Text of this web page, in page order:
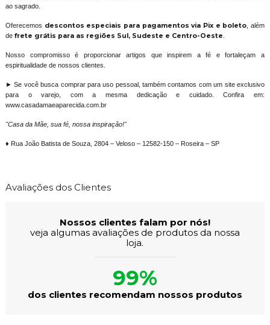
ao sagrado.
Oferecemos descontos especiais para pagamentos via Pix e boleto , além
de frete grátis para as regiões Sul, Sudeste e Centro-Oeste
Nosso compromisso é proporcionar artigos que inspirem a fé e fortaleçam a
espiritualidade de nossos clientes.
► Se você busca comprar para uso pessoal, também contamos com um site exclusivo
para o varejo, com a mesma dedicação e cuidado. Confira em:
www.casadamaeaparecida.com.br
"Casa da Mãe, sua fé, nossa inspiração!"
♦ Rua João Batista de Souza, 2804 – Veloso – 12582-150 – Roseira – SP
Avaliações dos Clientes
Nossos clientes falam por nós!
veja algumas avaliações de produtos da nossa
loja.
99%
dos clientes recomendam nossos produtos